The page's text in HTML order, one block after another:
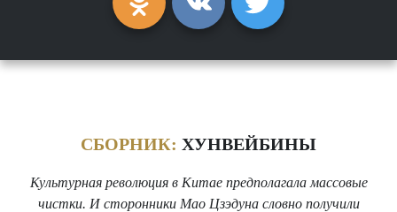
СБОРНИК: ХУНВЕЙБИНЫ
Культурная революция в Китае предполагала массовые
чистки. И сторонники Мао Цзэдуна словно получили